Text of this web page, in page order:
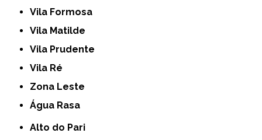
Vila Formosa
Vila Matilde
Vila Prudente
Vila Ré
Zona Leste
Água Rasa
Alto do Pari